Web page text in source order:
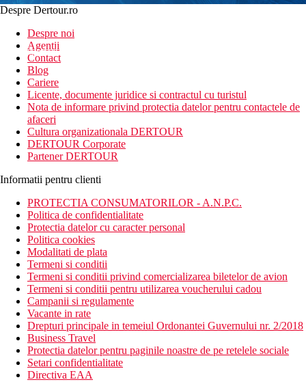
newsletter!
Despre Dertour.ro
Despre noi
Agentii
Contact
Blog
Cariere
Licente, documente juridice si contractul cu turistul
Nota de informare privind protectia datelor pentru contactele de
afaceri
Cultura organizationala DERTOUR
DERTOUR Corporate
Partener DERTOUR
Informatii pentru clienti
PROTECTIA CONSUMATORILOR - A.N.P.C.
Politica de confidentialitate
Protectia datelor cu caracter personal
Politica cookies
Modalitati de plata
Termeni si conditii
Termeni si conditii privind comercializarea biletelor de avion
Termeni si conditii pentru utilizarea voucherului cadou
Campanii si regulamente
Vacante in rate
Drepturi principale in temeiul Ordonantei Guvernului nr. 2/2018
Business Travel
Protectia datelor pentru paginile noastre de pe retelele sociale
Setari confidentialitate
Directiva EAA